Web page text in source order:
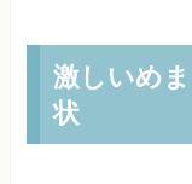
激しいめ
状